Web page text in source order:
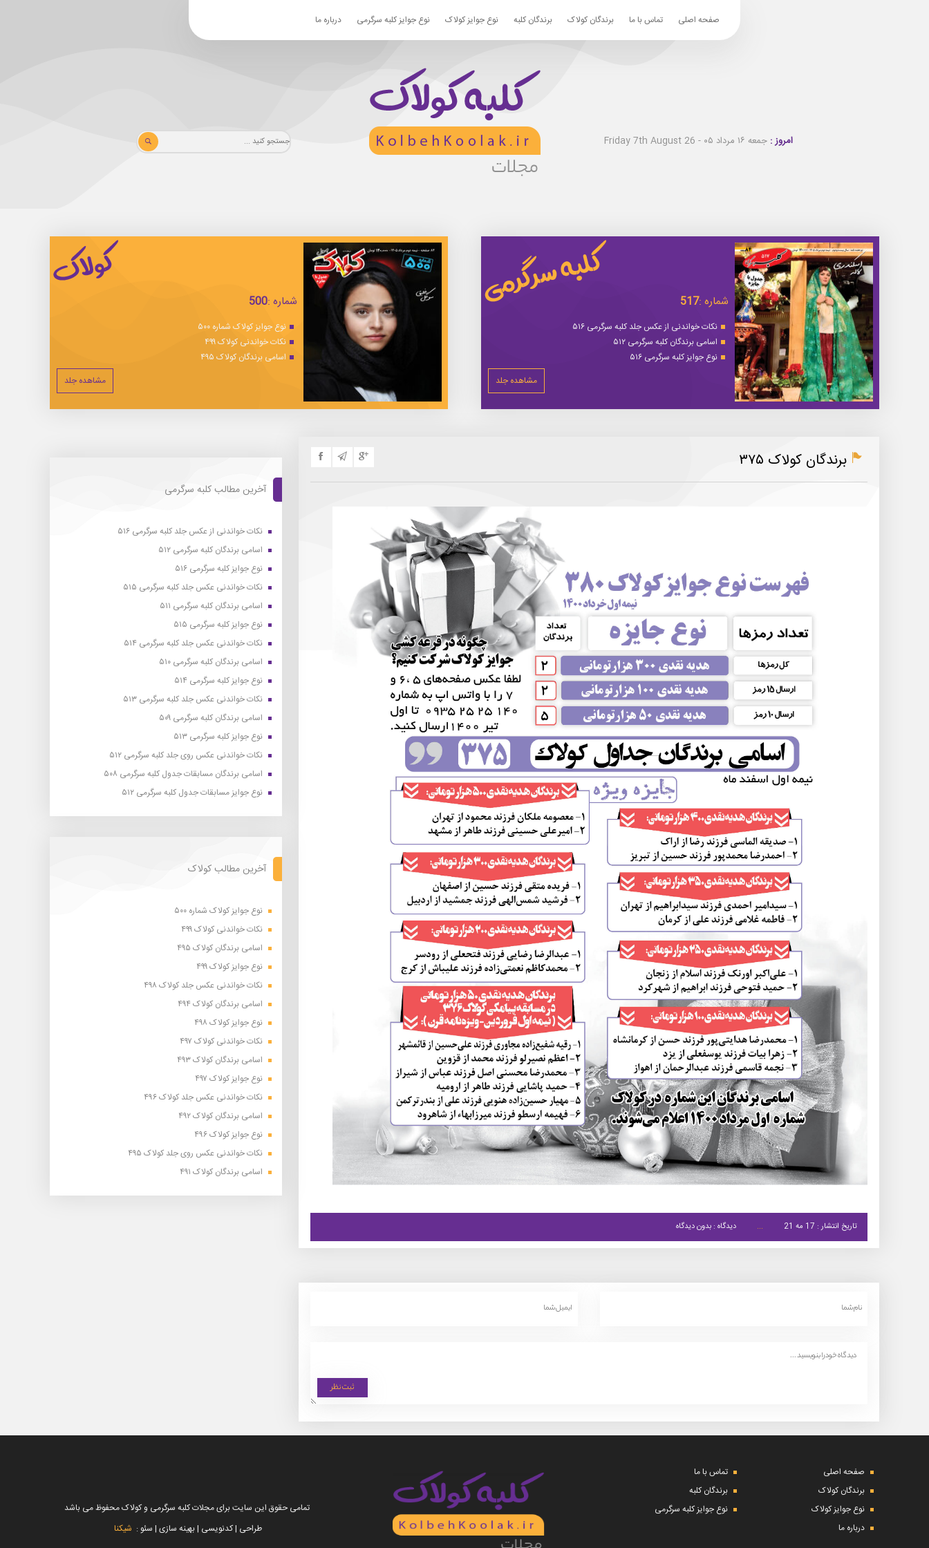
صفحه اصلی تماس با ما برندگان کولاک برندگان کلبه نوع جوایز کولاک نوع جوایز کلبه سرگرمی درباره ما
امروز : جمعه ۱۶ مرداد ۰۵ - Friday 7th August 26
شماره :517
نکات خواندنی از عکس جلد کلبه سرگرمی ۵۱۶
اسامی برندگان کلبه سرگرمی ۵۱۲
نوع جوایز کلبه سرگرمی ۵۱۶
مشاهده جلد
شماره :500
نوع جوایز کولاک شماره ۵۰۰
نکات خواندنی کولاک ۴۹۹
اسامی برندگان کولاک ۴۹۵
مشاهده جلد
برندگان کولاک ۳۷۵
تاریخ انتشار : 17 مه 21 دیدگاه : بدون دیدگاه
آخرین مطالب کلبه سرگرمی
نکات خواندنی از عکس جلد کلبه سرگرمی ۵۱۶
اسامی برندگان کلبه سرگرمی ۵۱۲
نوع جوایز کلبه سرگرمی ۵۱۶
نکات خواندنی عکس جلد کلبه سرگرمی ۵۱۵
اسامی برندگان کلبه سرگرمی ۵۱۱
نوع جوایز کلبه سرگرمی ۵۱۵
نکات خواندنی عکس جلد کلبه سرگرمی ۵۱۴
اسامی برندگان کلبه سرگرمی ۵۱۰
نوع جوایز کلبه سرگرمی ۵۱۴
نکات خواندنی عکس جلد کلبه سرگرمی ۵۱۳
اسامی برندگان کلبه سرگرمی ۵۰۹
نوع جوایز کلبه سرگرمی ۵۱۳
نکات خواندنی عکس روی جلد کلبه سرگرمی ۵۱۲
اسامی برندگان مسابقات جدول کلبه سرگرمی ۵۰۸
نوع جوایز مسابقات جدول کلبه سرگرمی ۵۱۲
آخرین مطالب کولاک
نوع جوایز کولاک شماره ۵۰۰
نکات خواندنی کولاک ۴۹۹
اسامی برندگان کولاک ۴۹۵
نوع جوایز کولاک ۴۹۹
نکات خواندنی عکس جلد کولاک ۴۹۸
اسامی برندگان کولاک ۴۹۴
نوع جوایز کولاک ۴۹۸
نکات خواندنی کولاک ۴۹۷
اسامی برندگان کولاک ۴۹۳
نوع جوایز کولاک ۴۹۷
نکات خواندنی عکس جلد کولاک ۴۹۶
اسامی برندگان کولاک ۴۹۲
نوع جوایز کولاک ۴۹۶
نکات خواندنی عکس روی جلد کولاک ۴۹۵
اسامی برندگان کولاک ۴۹۱
صفحه اصلی
تماس با ما
برندگان کولاک
برندگان کلبه
نوع جوایز کولاک
نوع جوایز کلبه سرگرمی
درباره ما
تمامی حقوق این سایت برای مجلات کلبه سرگرمی و کولاک محفوظ می باشد
طراحی | کدنویسی | بهینه سازی | سئو : شیکنا